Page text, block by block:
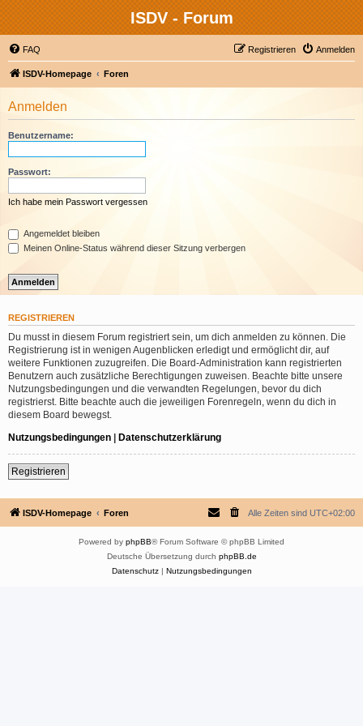
ISDV - Forum
FAQ Anmelden
Registrieren
ISDV-Homepage Foren
Anmelden
Benutzername:
Passwort:
Ich habe mein Passwort vergessen
Angemeldet bleiben
Meinen Online-Status während dieser Sitzung verbergen
REGISTRIEREN
Du musst in diesem Forum registriert sein, um dich anmelden zu können. Die
Registrierung ist in wenigen Augenblicken erledigt und ermöglicht dir, auf
weitere Funktionen zuzugreifen. Die Board-Administration kann registrierten
Benutzern auch zusätzliche Berechtigungen zuweisen. Beachte bitte unsere
Nutzungsbedingungen und die verwandten Regelungen, bevor du dich
registrierst. Bitte beachte auch die jeweiligen Forenregeln, wenn du dich in
diesem Board bewegst.
Nutzungsbedingungen | Datenschutzerklärung
Registrieren
ISDV-Homepage Foren Alle Zeiten sind UTC+02:00
Powered by phpBB® Forum Software © phpBB Limited
Deutsche Übersetzung durch phpBB.de
Datenschutz| Nutzungsbedingungen